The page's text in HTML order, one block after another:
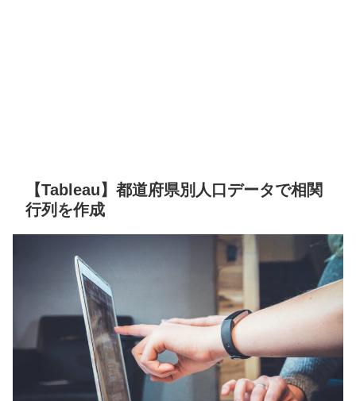
【Tableau】都道府県別人口データで相関
行列を作成